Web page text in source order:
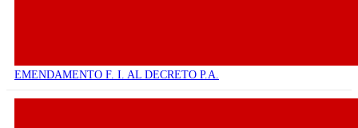
EMENDAMENTO F. I. AL DECRETO P.A.